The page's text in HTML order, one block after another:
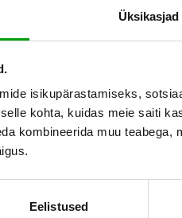
Üksikasjad
isikupärastamiseks,
kohta, kuidas meie saiti
kombineerida muu teabega,
Eelistused